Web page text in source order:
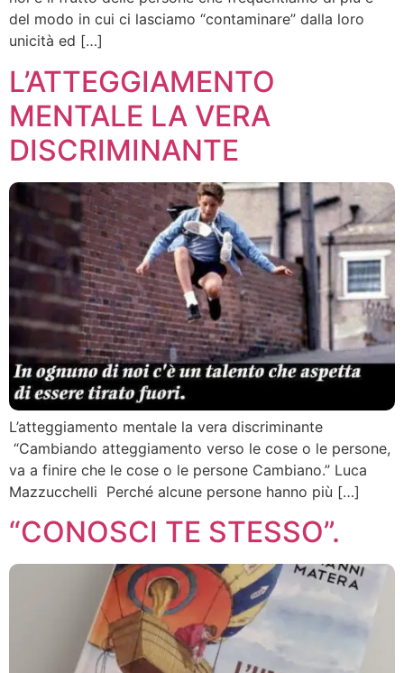
del modo in cui ci lasciamo “contaminare” dalla loro
unicità ed […]
L’ATTEGGIAMENTO
MENTALE LA VERA
DISCRIMINANTE
L’atteggiamento mentale la vera discriminante
“Cambiando atteggiamento verso le cose o le persone,
va a finire che le cose o le persone Cambiano.” Luca
Mazzucchelli Perché alcune persone hanno più […]
“CONOSCI TE STESSO”.